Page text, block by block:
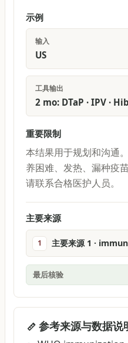
示例
输入
US
工具输出
2 mo: DTaP · IPV ·
重要限制
本结果用于规划和沟通
养困难、发热、漏种疫
请联系合格医护人员。
主要来源
1 主要来源 1 ·
最后核验
参考来源与数据说